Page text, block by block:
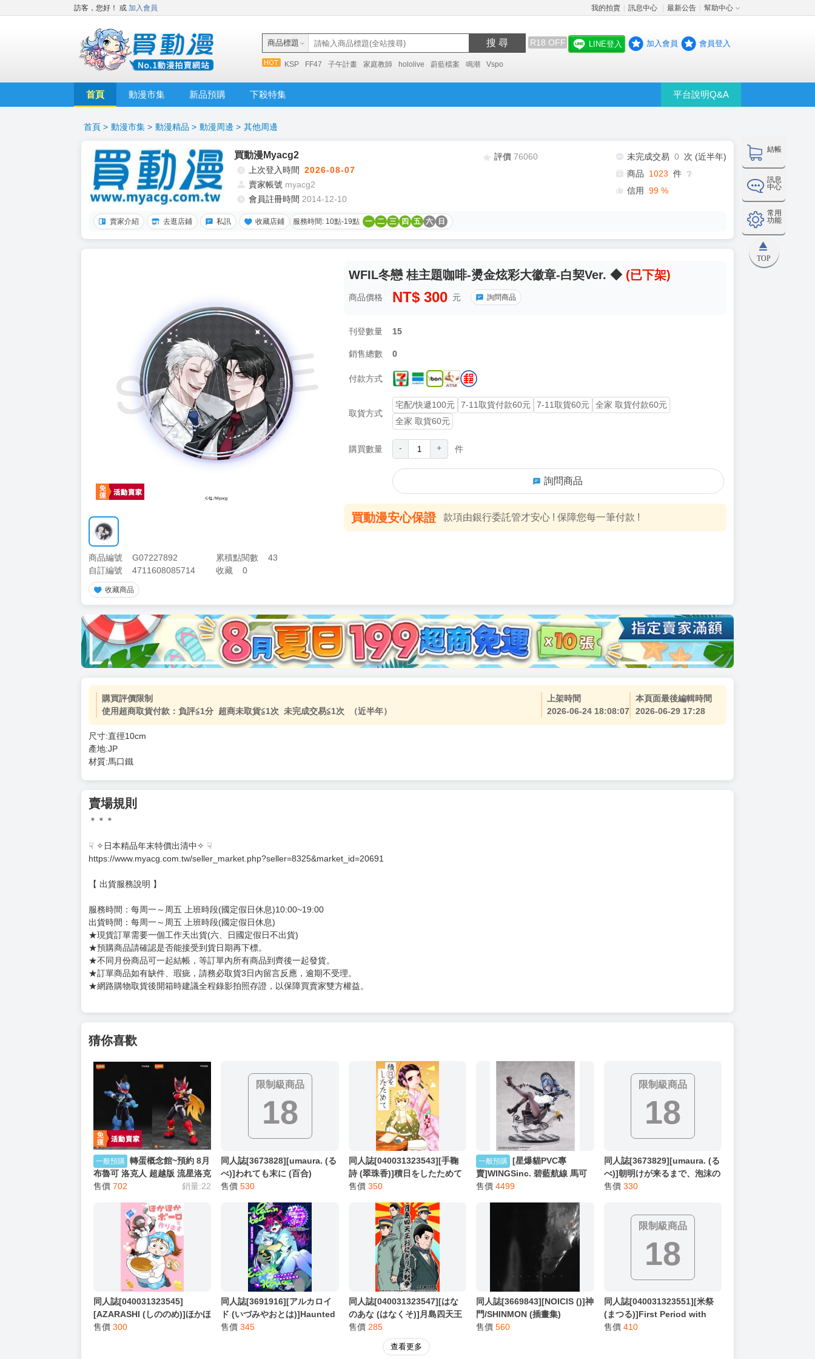
訪客，您好！ 或 加入會員 我的拍賣 訊息中心 最新公告 幫助中心
商品標題 搜 尋 R18 OFF
KSP FF47 子午計畫 家庭教師 hololive 蔚藍檔案 鳴潮 Vspo
LINE登入 加入會員 會員登入
首頁 動漫市集 新品預購 下殺特集 平台說明Q&A
結帳
訊息
中心
常用
功能
TOP
首頁 > 動漫市集 > 動漫精品 > 動漫周邊 > 其他周邊
買動漫Myacg2
上次登入時間 2026-08-07
賣家帳號 myacg2
會員註冊時間 2014-12-10
評價 76060 未完成交易 0
次 (近半年)
商品
1023 件 ❔
信用 99 %
賣家介紹 去逛店鋪 私訊 收藏店鋪 服務時間: 10點-19點 一 二 三 四 五 六 日
商品編號 G07227892 累積點閱數
43
自訂編號
4711608085714 收藏 0
收藏商品
WFIL冬戀 桂主題咖啡-燙金炫彩大徽章-白契Ver. ◆ (已下架)
商品價格 NT$ 300 元 詢問商品
刊登數量 15
銷售總數 0
付款方式
取貨方式
宅配/快遞100元 7-11取貨付款60元 7-11取貨60元
全家 取貨付款60元
全家 取貨60元
購買數量 - + 件
詢問商品
買動漫安心保證 款項由銀行委託管才安心 ! 保障您每一筆付款 !
購買評價限制
使用超商取貨付款：負評≦1分 超商未取貨≦1次 未完成交易≦1次 （近半年）
上架時間
2026-06-24 18:08:07
本頁面最後編輯時間
2026-06-29 17:28
尺寸:直徑10cm
產地:JP
材質:馬口鐵
賣場規則
＊＊＊
☟ ✧日本精品年末特價出清中✧ ☟
https://www.myacg.com.tw/seller_market.php?seller=8325&market_id=20691
【 出貨服務說明 】
服務時間：每周一～周五 上班時段(國定假日休息)10:00~19:00
出貨時間：每周一～周五 上班時段(國定假日休息)
★現貨訂單需要一個工作天出貨(六、日國定假日不出貨)
★預購商品請確認是否能接受到貨日期再下標。
★不同月份商品可一起結帳，等訂單內所有商品到齊後一起發貨。
★訂單商品如有缺件、瑕疵，請務必取貨3日內留言反應，逾期不受理。
★網路購物取貨後開箱時建議全程錄影拍照存證，以保障買賣家雙方權益。
猜你喜歡
一般預購 轉蛋概念館~預約 8月
布魯可 洛克人 超越版 流星洛克
人 洛克人Zero 洛克人 傑洛 超
售價 702 銷量:22
限制級商品
18
同人誌[3673828][umaura. (る
べ)]われても末に (百合)
售價 530
同人誌[040031323543][手鞠
詩 (翠珠香)]積日をしたためて
ー禰豆子から善逸へー (鬼滅之
售價 350
一般預購 [星爆貓PVC專
賣]WINGSinc. 碧藍航線 馬可
波羅 Lovely Million Ver. 1/7
售價 4499
限制級商品
18
同人誌[3673829][umaura. (る
べ)]朝明けが来るまで、泡沫の
夢を見せて (百合)
售價 330
同人誌[040031323545]
[AZARASHI (しののめ)]ほかほ
かボーロを作ります (忍者亂太
售價 300
同人誌[3691916][アルカロイ
ド (いづみやおとは)]Haunted
Earth House コワがり花婿だ
售價 345
同人誌[040031323547][はな
のあな (はなくそ)]月島四天王
おにぎり大戦争 (黃金神威)月
島基 鯉登音之進
售價 285
同人誌[3669843][NOICIS ()]神
門/SHINMON (插畫集)
售價 560
限制級商品
18
同人誌[040031323551][米祭
(まつる)]First Period with
You (IDOLiSH7)千 百
售價 410
查看更多